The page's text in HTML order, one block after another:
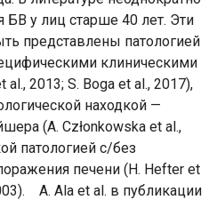
БВ у лиц старше 40 лет. Эти
представлены патологией
клиническими
2013; S. Boga et al., 2017),
находкой —
(А. Członkowska et al.,
патологией с/без
печени (H. Hefter et
А. Ala et al. в публикации